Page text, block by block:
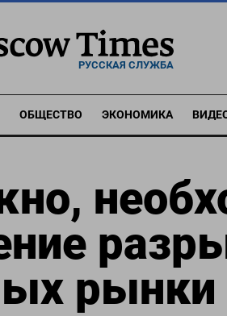
РУССКАЯ СЛУЖБА
ОБЩЕСТВО ЭКОНОМИКА
рынки